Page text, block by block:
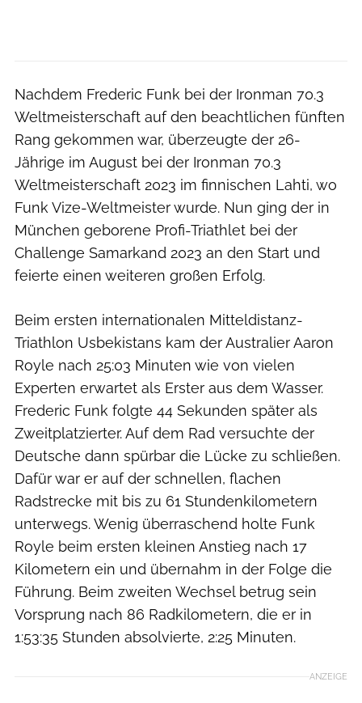
Nachdem Frederic Funk bei der Ironman 70.3
Weltmeisterschaft auf den beachtlichen fünften
Rang gekommen war, überzeugte der 26-
Jährige im August bei der Ironman 70.3
Weltmeisterschaft 2023 im finnischen Lahti, wo
Funk Vize-Weltmeister wurde. Nun ging der in
München geborene Profi-Triathlet bei der
Challenge Samarkand 2023 an den Start und
feierte einen weiteren großen Erfolg.
Beim ersten internationalen Mitteldistanz-
Triathlon Usbekistans kam der Australier Aaron
Royle nach 25:03 Minuten wie von vielen
Experten erwartet als Erster aus dem Wasser.
Frederic Funk folgte 44 Sekunden später als
Zweitplatzierter. Auf dem Rad versuchte der
Deutsche dann spürbar die Lücke zu schließen.
Dafür war er auf der schnellen, flachen
Radstrecke mit bis zu 61 Stundenkilometern
unterwegs. Wenig überraschend holte Funk
Royle beim ersten kleinen Anstieg nach 17
Kilometern ein und übernahm in der Folge die
Führung. Beim zweiten Wechsel betrug sein
Vorsprung nach 86 Radkilometern, die er in
1:53:35 Stunden absolvierte, 2:25 Minuten.
ANZEIGE